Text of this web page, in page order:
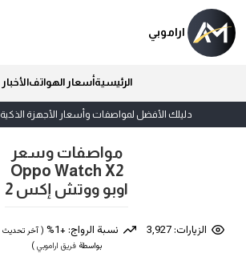
اراموبي
الرئيسيةأسعار الهواتفالأخبار
دليلك الأفضل لمواصفات وأسعار الأجهزة الذكية aramobi.com
مواصفات وسعر
Oppo Watch X2
اوبو ووتش إكس 2
الزيارات: 3,927 نسبة الرواج: +1%
بواسطة فريق اراموبي)